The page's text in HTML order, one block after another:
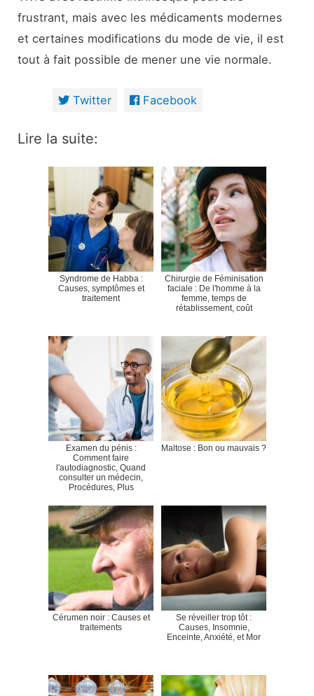
frustrant, mais avec les médicaments modernes
et certaines modifications du mode de vie, il est
tout à fait possible de mener une vie normale.
Twitter Facebook
Lire la suite:
Syndrome de Habba :
Causes, symptômes et
traitement
Chirurgie de Féminisation
faciale : De l'homme à la
femme, temps de
rétablissement, coût
Examen du pénis :
Comment faire
l'autodiagnostic, Quand
consulter un médecin,
Procédures, Plus
Maltose : Bon ou mauvais ?
Cérumen noir : Causes et
traitements
Se réveiller trop tôt :
Causes, Insomnie,
Enceinte, Anxiété, et Mor